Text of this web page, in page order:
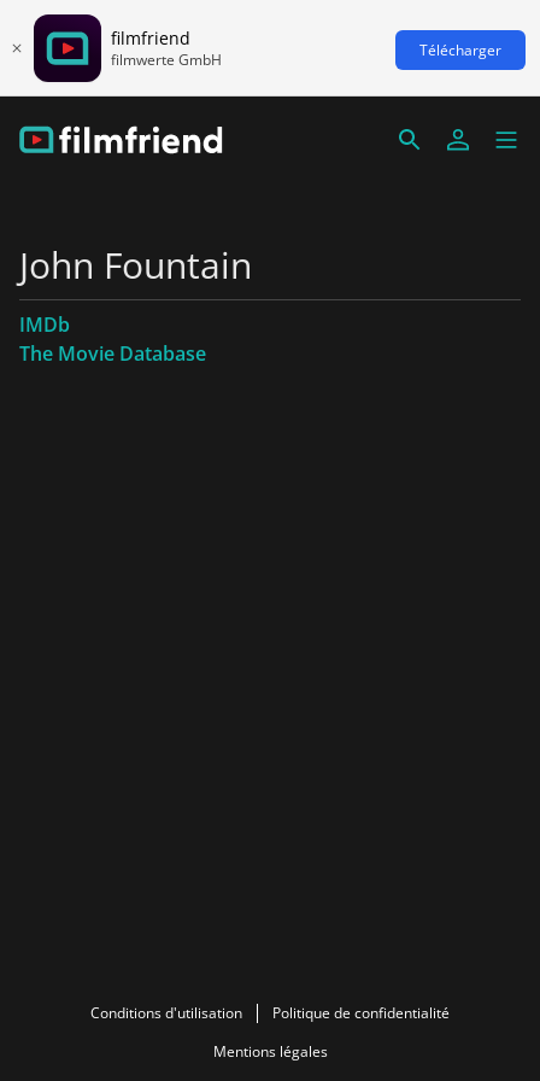
filmfriend
filmwerte GmbH Télécharger
John Fountain
IMDb
The Movie Database
Conditions d'utilisation
Politique de confidentialité
Mentions légales